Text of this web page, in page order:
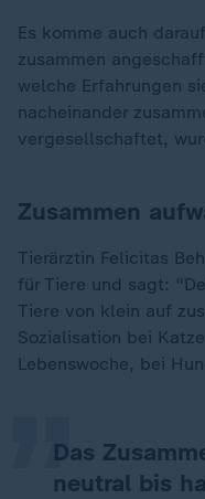
Es komme auch
zusammen
welche Erfahrungen
nacheinander
vergesellschaftet,
Zusammen
Tierärztin Felicitas
für Tiere und sagt:
Tiere von klein auf
Sozialisation bei
Lebenswoche, bei
Das
neutral bis
„